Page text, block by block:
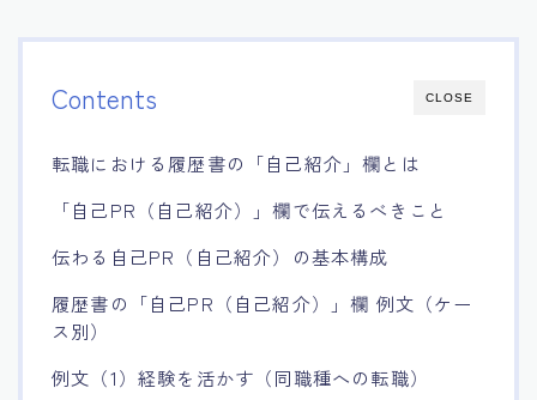
14.デジタル化やAIの進化がもたらす影響
CLOSE
Contents
転職における履歴書の「自己紹介」欄とは
「自己PR（自己紹介）」欄で伝えるべきこと
伝わる自己PR（自己紹介）の基本構成
履歴書の「自己PR（自己紹介）」欄 例文（ケー
ス別）
例文（1）経験を活かす（同職種への転職）